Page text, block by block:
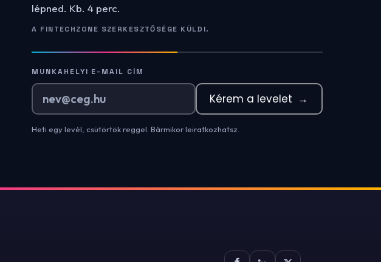
lépned. Kb. 4 perc.
A FINTECHZONE SZERKESZTŐSÉGE KÜLDI.
MUNKAHELYI E-MAIL CÍM
Kérem a levelet →
Heti egy levél, csütörtök reggel. Bármikor leiratkozhatsz.